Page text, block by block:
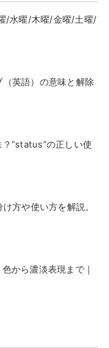
/水曜/木曜/金曜/土曜/
英語）の意味と解除
？”status”の正しい使
方や使い方を解説。
から濃淡表現まで｜